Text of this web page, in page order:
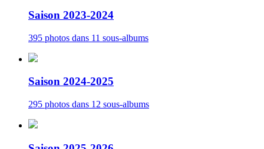
Saison 2023-2024
395 photos dans 11 sous-albums
Saison 2024-2025
295 photos dans 12 sous-albums